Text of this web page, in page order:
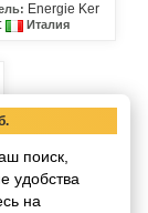
Energie Ker
Италия
поиск,
удобства
на